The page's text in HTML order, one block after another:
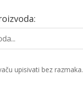
upisivati bez razmaka.